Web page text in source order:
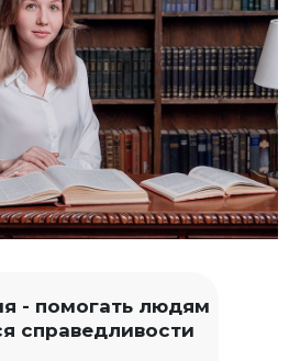
- помогать людям
справедливости